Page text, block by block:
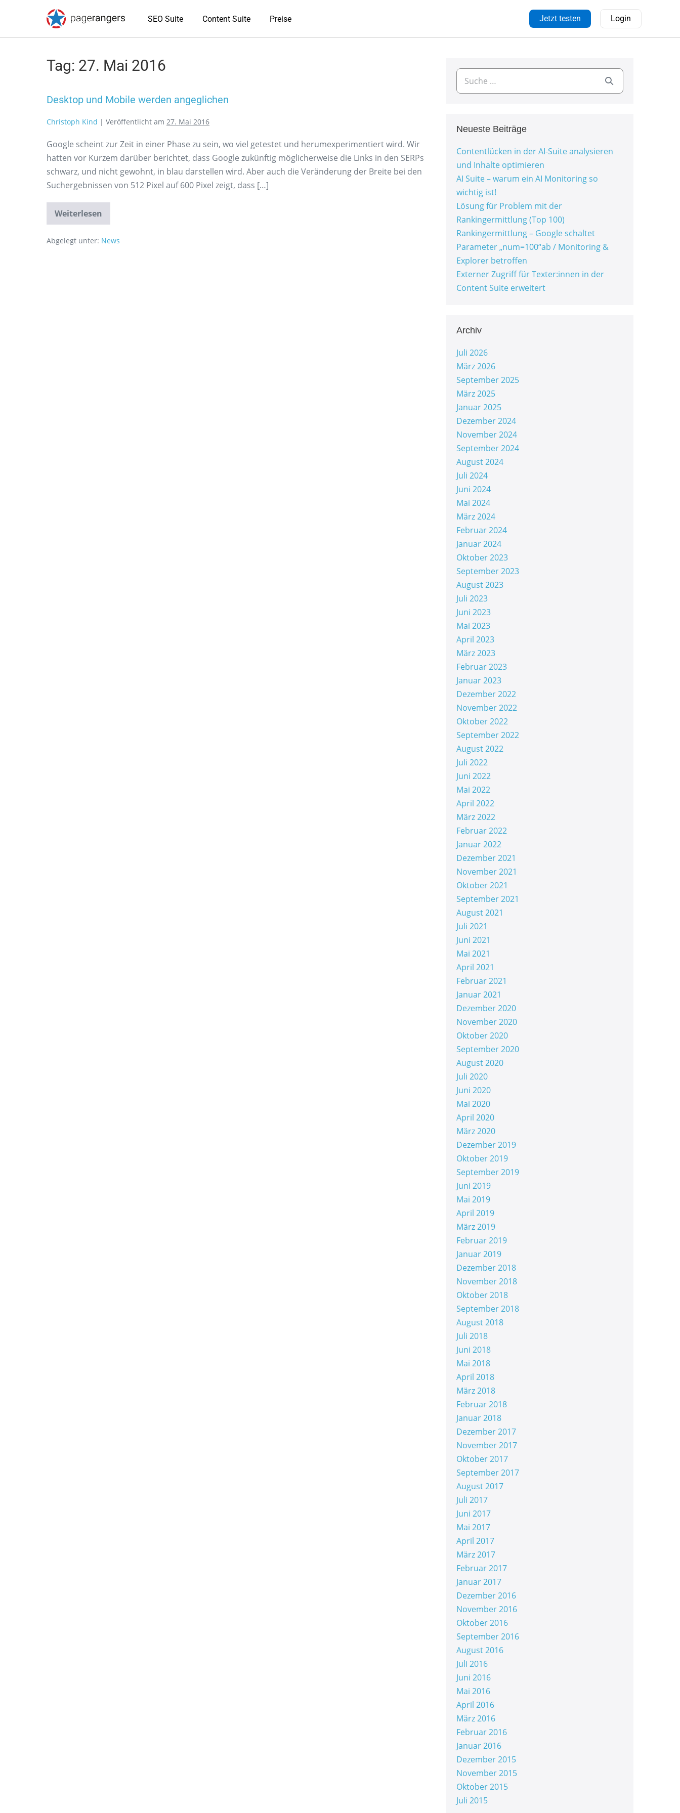
SEO Suite Content Suite Preise Jetzt testen Login
Tag: 27. Mai 2016
Desktop und Mobile werden angeglichen
Christoph Kind | Veröffentlicht am 27. Mai 2016
Google scheint zur Zeit in einer Phase zu sein, wo viel getestet und herumexperimentiert wird. Wir
hatten vor Kurzem darüber berichtet, dass Google zukünftig möglicherweise die Links in den SERPs
schwarz, und nicht gewohnt, in blau darstellen wird. Aber auch die Veränderung der Breite bei den
Suchergebnissen von 512 Pixel auf 600 Pixel zeigt, dass […]
Weiterlesen
Abgelegt unter: News
Neueste Beiträge
Contentlücken in der AI-Suite analysieren
und Inhalte optimieren
AI Suite – warum ein AI Monitoring so
wichtig ist!
Lösung für Problem mit der
Rankingermittlung (Top 100)
Rankingermittlung – Google schaltet
Parameter „num=100“ab / Monitoring &
Explorer betroffen
Externer Zugriff für Texter:innen in der
Content Suite erweitert
Archiv
Juli 2026
März 2026
September 2025
März 2025
Januar 2025
Dezember 2024
November 2024
September 2024
August 2024
Juli 2024
Juni 2024
Mai 2024
März 2024
Februar 2024
Januar 2024
Oktober 2023
September 2023
August 2023
Juli 2023
Juni 2023
Mai 2023
April 2023
März 2023
Februar 2023
Januar 2023
Dezember 2022
November 2022
Oktober 2022
September 2022
August 2022
Juli 2022
Juni 2022
Mai 2022
April 2022
März 2022
Februar 2022
Januar 2022
Dezember 2021
November 2021
Oktober 2021
September 2021
August 2021
Juli 2021
Juni 2021
Mai 2021
April 2021
Februar 2021
Januar 2021
Dezember 2020
November 2020
Oktober 2020
September 2020
August 2020
Juli 2020
Juni 2020
Mai 2020
April 2020
März 2020
Dezember 2019
Oktober 2019
September 2019
Juni 2019
Mai 2019
April 2019
März 2019
Februar 2019
Januar 2019
Dezember 2018
November 2018
Oktober 2018
September 2018
August 2018
Juli 2018
Juni 2018
Mai 2018
April 2018
März 2018
Februar 2018
Januar 2018
Dezember 2017
November 2017
Oktober 2017
September 2017
August 2017
Juli 2017
Juni 2017
Mai 2017
April 2017
März 2017
Februar 2017
Januar 2017
Dezember 2016
November 2016
Oktober 2016
September 2016
August 2016
Juli 2016
Juni 2016
Mai 2016
April 2016
März 2016
Februar 2016
Januar 2016
Dezember 2015
November 2015
Oktober 2015
Juli 2015